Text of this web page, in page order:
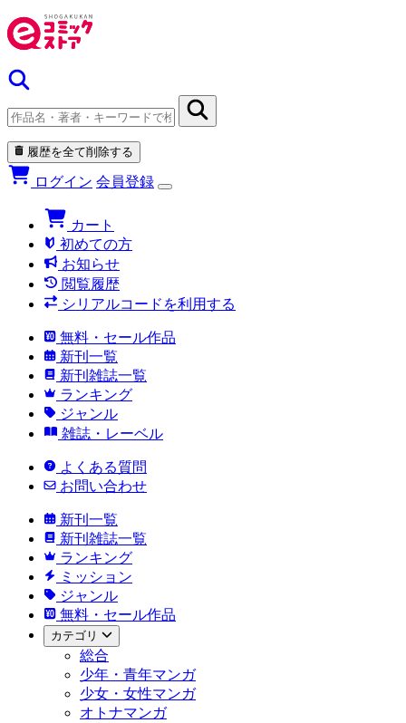
履歴を全て削除する
ログイン 会員登録
カート
初めての方
お知らせ
閲覧履歴
シリアルコードを利用する
無料・セール作品
新刊一覧
新刊雑誌一覧
ランキング
ジャンル
雑誌・レーベル
よくある質問
お問い合わせ
新刊一覧
新刊雑誌一覧
ランキング
ミッション
ジャンル
無料・セール作品
カテゴリ
総合
少年・青年マンガ
少女・女性マンガ
オトナマンガ